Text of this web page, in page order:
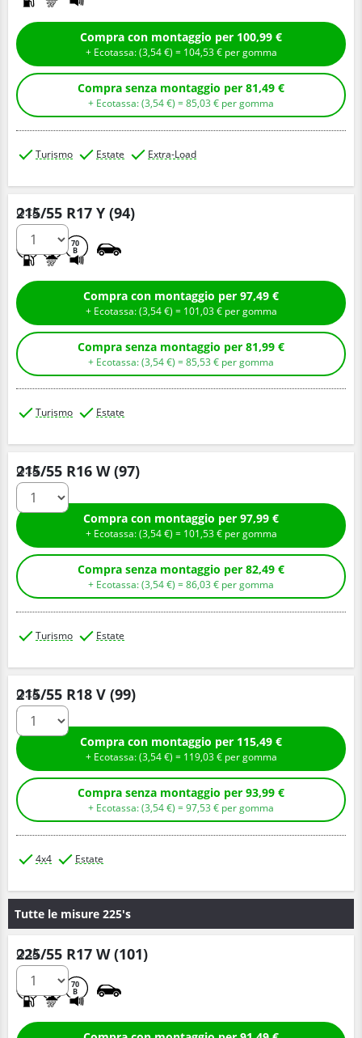
Compra con montaggio per 100,99 €
+ Ecotassa: (3,54€ ) = 104,53€ per gomma
Compra senza montaggio per 81,49 €
+ Ecotassa: (3,54€ ) =85,03 € per gomma
Turismo Estate Extra-Load
215/55 R17 Y (94)
70
B
Q.tà
Compra con montaggio per 97,49 €
+ Ecotassa: (3,54€ ) = 101,03€ per gomma
Compra senza montaggio per 81,99 €
+ Ecotassa: (3,54€ ) =85,53 € per gomma
Turismo Estate
215/55 R16 W (97)
Q.tà
Compra con montaggio per 97,99 €
+ Ecotassa: (3,54€ ) = 101,53€ per gomma
Compra senza montaggio per 82,49 €
+ Ecotassa: (3,54€ ) =86,03 € per gomma
Turismo Estate
215/55 R18 V (99)
Q.tà
Compra con montaggio per 115,49 €
+ Ecotassa: (3,54€ ) = 119,03€ per gomma
Compra senza montaggio per 93,99 €
+ Ecotassa: (3,54€ ) =97,53 € per gomma
4x4 Estate
Tutte le misure 225's
225/55 R17 W (101)
70
B
Q.tà